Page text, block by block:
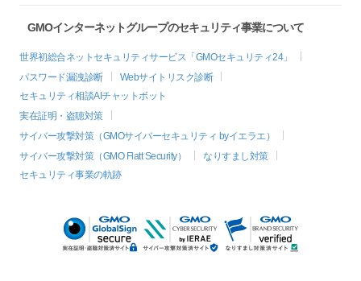
GMOインターネットグループのセキュリティ事業について
世界初総合ネットセキュリティサービス「GMOセキュリティ24」
パスワード漏洩診断
Webサイトリスク診断
セキュリティ相談AIチャットボット
実在証明・盗聴対策
サイバー攻撃対策（GMOサイバーセキュリティ byイエラエ）
サイバー攻撃対策（GMO Flatt Security）
なりすまし対策
セキュリティ事業の軌跡